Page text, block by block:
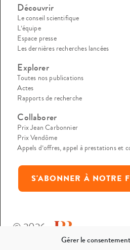
Gérer le
Découvrir
Le conseil scientifique
L’équipe
Espace presse
Les dernières recherches lancées
Explorer
Toutes nos publications
Actes
Rapports de recherche
Collaborer
Prix Jean Carbonnier
Prix Vendôme
Appels d’offres, appel à prestations et
S'ABONNER À NOTRE
© 2026